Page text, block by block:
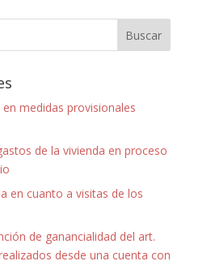
en medidas provisionales
de la vivienda en proceso
en cuanto a visitas de los
de ganancialidad del art.
desde una cuenta con